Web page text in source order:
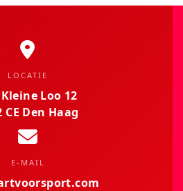
LOCATIE
Loo 12
CE Den Haag
E-MAIL